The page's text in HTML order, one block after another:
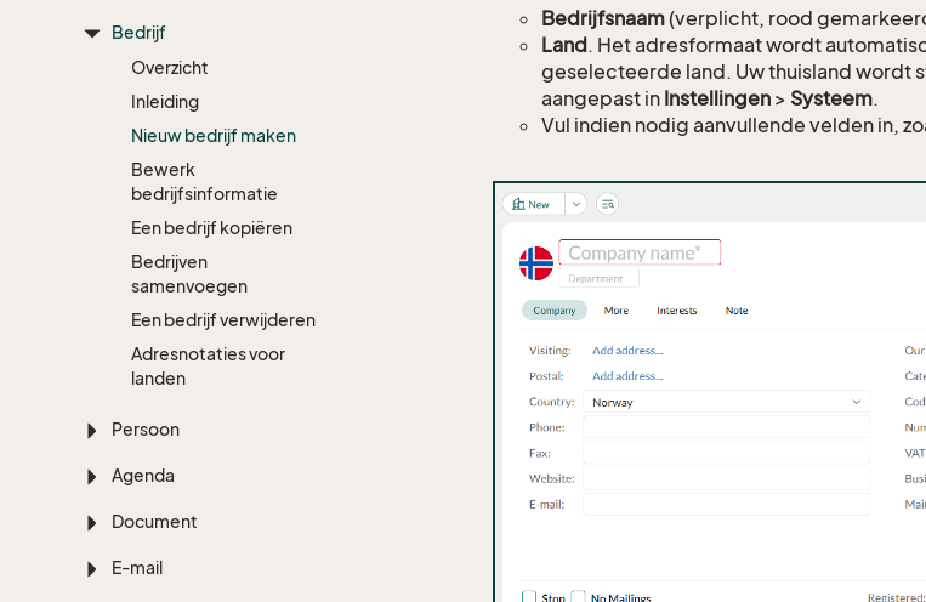
Bedrijf
Overzicht
Inleiding
Nieuw bedrijf maken
Bewerk
bedrijfsinformatie
Een bedrijf kopiëren
Bedrijven
samenvoegen
Een bedrijf verwijderen
Adresnotaties voor
landen
Persoon
Agenda
Document
E-mail
Bedrijfsnaam(verplicht, rood
Land. Het adresformaat wordt
geselecteerde land. Uw thuisland wordt
aangepast in Instellingen > Systeem.
Vul indien nodig aanvullende velden in,